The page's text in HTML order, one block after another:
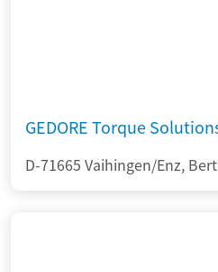
GEDORE Torque
D-71665 Vaihingen/Enz,